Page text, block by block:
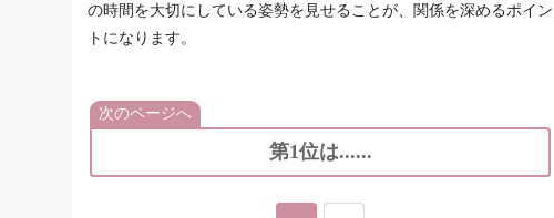
の時間を大切にしている姿勢を見せることが、関係を深めるポイン
トになります。
次のページへ
第1位は......